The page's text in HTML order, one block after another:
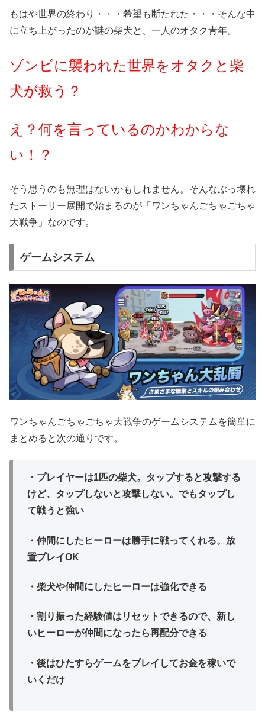
もはや世界の終わり・・・希望も断たれた・・・そんな中
に立ち上がったのが謎の柴犬と、一人のオタク青年。
ゾンビに襲われた世界をオタクと柴
犬が救う？
え？何を言っているのかわからな
い！？
そう思うのも無理はないかもしれません。そんなぶっ壊れ
たストーリー展開で始まるのが「ワンちゃんごちゃごちゃ
大戦争」なのです。
ゲームシステム
ワンちゃんごちゃごちゃ大戦争のゲームシステムを簡単に
まとめると次の通りです。
・プレイヤーは1匹の柴犬。タップすると攻撃する
けど、タップしないと攻撃しない。でもタップし
て戦うと強い
・仲間にしたヒーローは勝手に戦ってくれる。放
置プレイOK
・柴犬や仲間にしたヒーローは強化できる
・割り振った経験値はリセットできるので、新し
いヒーローが仲間になったら再配分できる
・後はひたすらゲームをプレイしてお金を稼いで
いくだけ